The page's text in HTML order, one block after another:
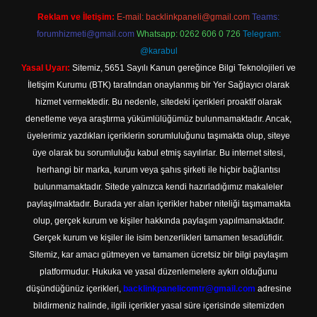
Reklam ve İletişim: E-mail: backlinkpaneli@gmail.com Teams:
forumhizmeti@gmail.com Whatsapp: 0262 606 0 726 Telegram:
@karabul
Yasal Uyarı: Sitemiz, 5651 Sayılı Kanun gereğince Bilgi Teknolojileri ve
İletişim Kurumu (BTK) tarafından onaylanmış bir Yer Sağlayıcı olarak
hizmet vermektedir. Bu nedenle, sitedeki içerikleri proaktif olarak
denetleme veya araştırma yükümlülüğümüz bulunmamaktadır. Ancak,
üyelerimiz yazdıkları içeriklerin sorumluluğunu taşımakta olup, siteye
üye olarak bu sorumluluğu kabul etmiş sayılırlar. Bu internet sitesi,
herhangi bir marka, kurum veya şahıs şirketi ile hiçbir bağlantısı
bulunmamaktadır. Sitede yalnızca kendi hazırladığımız makaleler
paylaşılmaktadır. Burada yer alan içerikler haber niteliği taşımamakta
olup, gerçek kurum ve kişiler hakkında paylaşım yapılmamaktadır.
Gerçek kurum ve kişiler ile isim benzerlikleri tamamen tesadüfidir.
Sitemiz, kar amacı gütmeyen ve tamamen ücretsiz bir bilgi paylaşım
platformudur. Hukuka ve yasal düzenlemelere aykırı olduğunu
düşündüğünüz içerikleri, backlinkpanelicomtr@gmail.com adresine
bildirmeniz halinde, ilgili içerikler yasal süre içerisinde sitemizden